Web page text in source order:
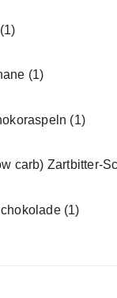
(1)
(1)
(1)
carb) Zartbitter-
(1)